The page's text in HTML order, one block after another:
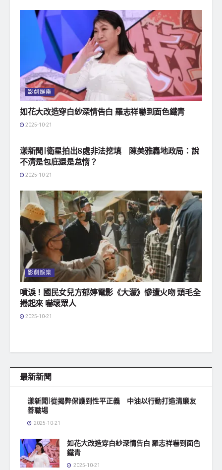
影劇娛樂
如花大改造穿白紗深情告白 羅志祥嚇到面色鐵青
2025-10-21
漾新聞|衛星拍出8處非法挖填 陳美雅轟地政局：說
不清是包庇還是怠惰？
2025-10-21
影劇娛樂
噴淚！國民女兒方郁婷電影《大濛》慘遭火吻 頭毛全
捲起來 嚇壞眾人
2025-10-21
最新新聞
漾新聞|從揭弊保護到性平正義 中油以行動打造清廉友
善職場
2025-10-21
如花大改造穿白紗深情告白 羅志祥嚇到面色
鐵青
2025-10-21